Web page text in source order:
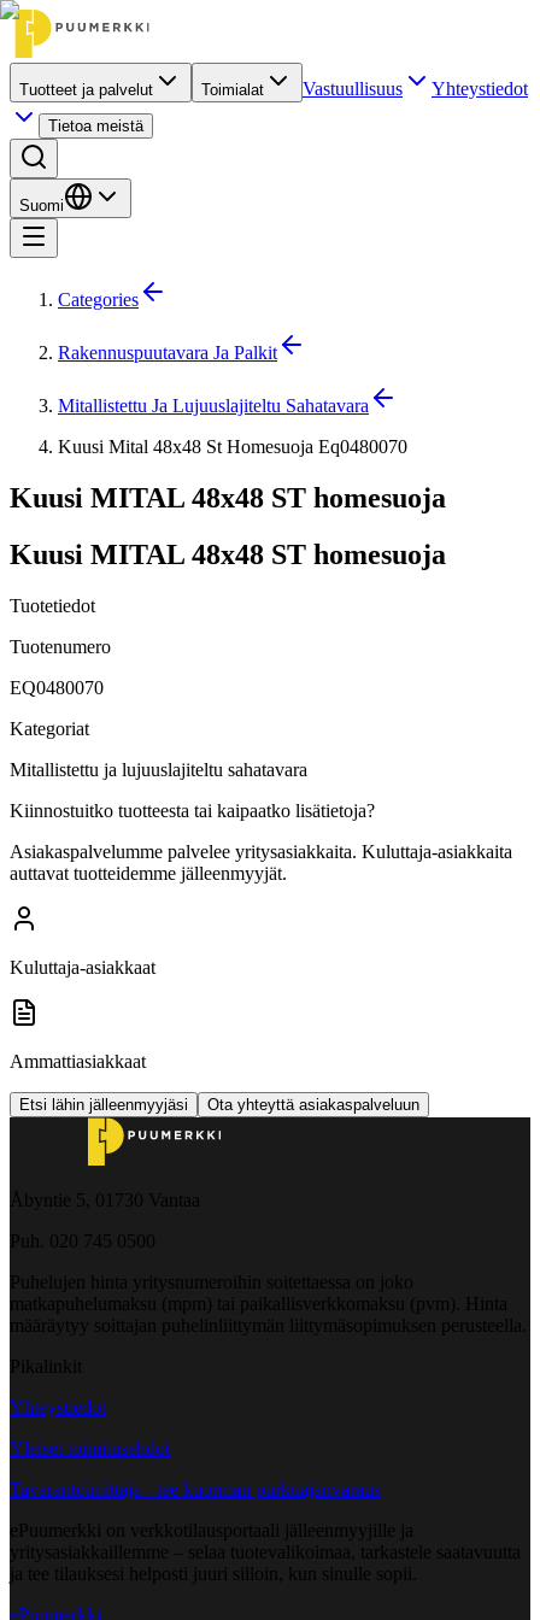
Tuotteet ja palvelut Toimialat Vastuullisuus Yhteystiedot
Tietoa meistä
Suomi
Categories
Rakennuspuutavara Ja Palkit
Mitallistettu Ja Lujuuslajiteltu Sahatavara
Kuusi Mital 48x48 St Homesuoja Eq0480070
Kuusi MITAL 48x48 ST homesuoja
Kuusi MITAL 48x48 ST homesuoja
Tuotetiedot
Tuotenumero
EQ0480070
Kategoriat
Mitallistettu ja lujuuslajiteltu sahatavara
Kiinnostuitko tuotteesta tai kaipaatko lisätietoja?
Asiakaspalvelumme palvelee yritysasiakkaita. Kuluttaja-asiakkaita
auttavat tuotteidemme jälleenmyyjät.
Kuluttaja-asiakkaat
Ammattiasiakkaat
Etsi lähin jälleenmyyjäsi Ota yhteyttä asiakaspalveluun
Åbyntie 5, 01730 Vantaa
Puh. 020 745 0500
Puhelujen hinta yritysnumeroihin soitettaessa on joko
matkapuhelumaksu (mpm) tai paikallisverkkomaksu (pvm). Hinta
määräytyy soittajan puhelinliittymän liittymäsopimuksen perusteella.
Pikalinkit
Yhteystiedot
Yleiset toimitusehdot
Tavarantoimittaja - tee kuorman purkuajanvaraus
ePuumerkki on verkkotilausportaali jälleenmyyjille ja
yritysasiakkaillemme – selaa tuotevalikoimaa, tarkastele saatavuutta
ja tee tilauksesi helposti juuri silloin, kun sinulle sopii.
ePuumerkki